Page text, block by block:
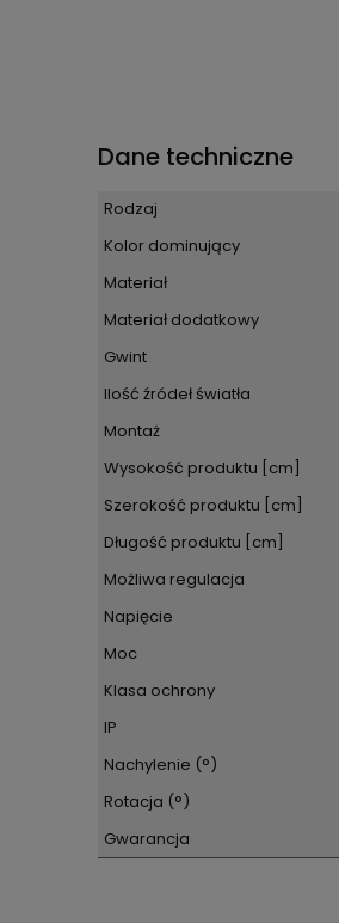
Dane techniczne
Rodzaj
Kolor dominujący
Materiał
Materiał dodatkowy
Gwint
Ilość źródeł światła
Montaż
Wysokość produktu [cm]
Szerokość produktu [cm]
Długość produktu [cm]
Możliwa regulacja
Napięcie
Moc
Klasa ochrony
IP
Nachylenie (°)
Rotacja (°)
Gwarancja